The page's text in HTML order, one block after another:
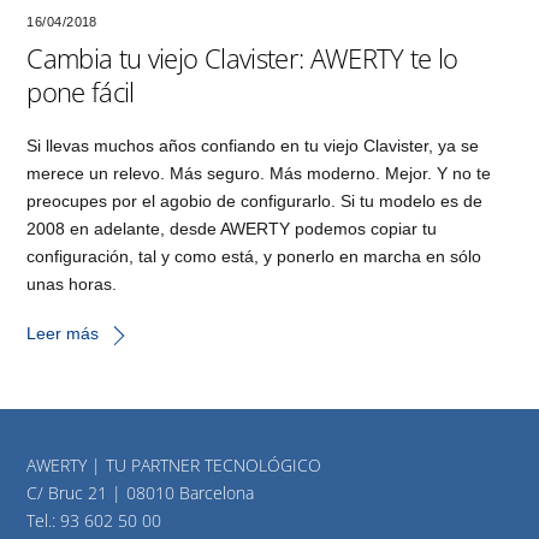
16/04/2018
Cambia tu viejo Clavister: AWERTY te lo
pone fácil
Si llevas muchos años confiando en tu viejo Clavister, ya se
merece un relevo. Más seguro. Más moderno. Mejor. Y no te
preocupes por el agobio de configurarlo. Si tu modelo es de
2008 en adelante, desde AWERTY podemos copiar tu
configuración, tal y como está, y ponerlo en marcha en sólo
unas horas.
Leer más
AWERTY | TU PARTNER TECNOLÓGICO
C/ Bruc 21 | 08010 Barcelona
Tel.:93 602 50 00